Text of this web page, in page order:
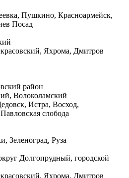
Пушкино, Красноармейск,
Посад
Яхрома, Дмитров
район
Волоколамский
Истра, Восход,
слобода
Зеленоград, Руза
Долгопрудный, городской
Яхрома, Дмитров